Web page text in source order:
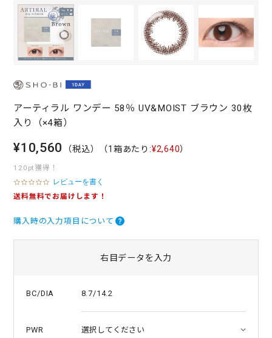
アーティラル ワンデー 58％ UV&MOIST ブラウン 30枚
入り（×4箱）
¥10,560 （税込） （1箱あたり:¥2,640）
120pt獲得！
0
.
t
n
レビューを書く
送料無料でお届けします！
購入時の入力項目について
右目データを入力
BC/DIA 8.7/14.2
PWR